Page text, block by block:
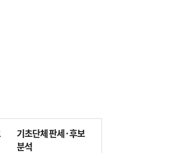
기초단체 판세·후보
분석